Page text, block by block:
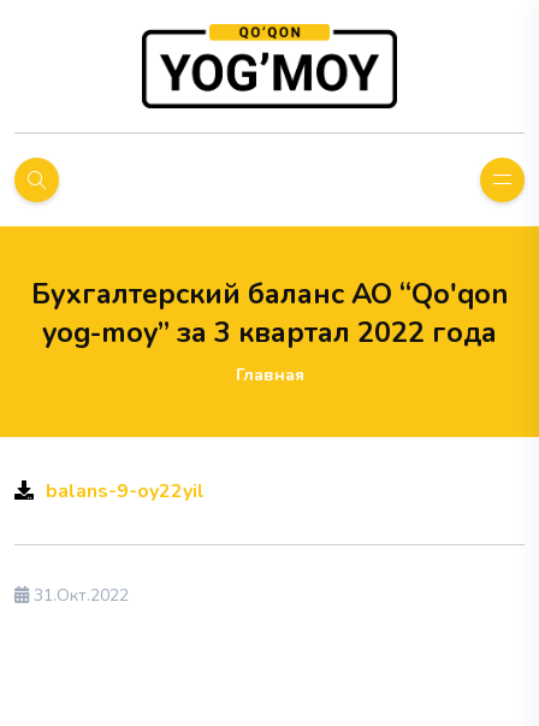
Бухгалтерский баланс АО “Qo'qon
yog-moy” за 3 квартал 2022 года
Главная
balans-9-oy22yil
31.Окт.2022